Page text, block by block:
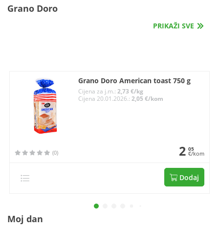
Grano Doro
PRIKAŽI SVE
Grano Doro American toast 750 g
Cijena za j.m.:2,73 €/kg
Cijena 20.01.2026.:2,05 €/kom
(0) 2 05
€/kom
Dodaj
Moj dan